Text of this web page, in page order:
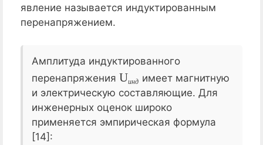
явление называется индуктированным
перенапряжением.
Амплитуда индуктированного
перенапряжения
инд
Uи д
имеет магнитную
и электрическую составляющие. Для
инженерных оценок широко
применяется эмпирическая формула
[14]: